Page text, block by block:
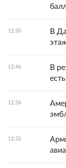
12:50
В
12:46
В
12:34
12:32